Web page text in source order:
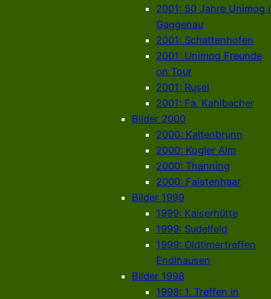
2001: 50 Jahre Unimog
Gaggenau
2001: Schattenhofen
2001: Unimog Freunde
on Tour
2001: Rusel
2001: Fa. Kahlbacher
Bilder 2000
2000: Kaltenbrunn
2000: Kogler Alm
2000: Thanning
2000: Faistenhaar
Bilder 1999
1999: Kaiserhütte
1999: Sudelfeld
1999: Oldtimertreffen
Endlhausen
Bilder 1998
1998: 1. Treffen in